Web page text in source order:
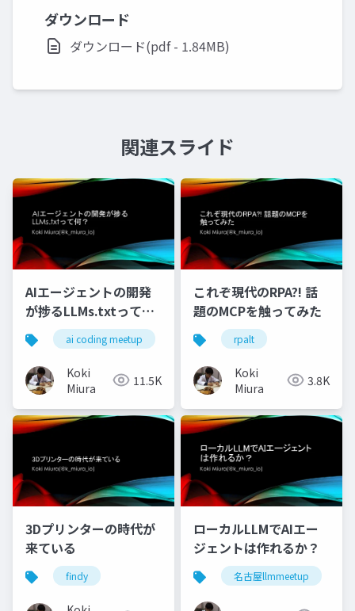
ダウンロード
ダウンロード(pdf - 1.84MB)
関連スライド
AIエージェントの開発
が捗るLLMs.txtって
何？
ai coding meetup
Koki
Miura
11.5K
これぞ現代のRPA?! 話
題のMCPを触ってみた
rpalt
Koki
Miura
3.8K
3Dプリンターの時代が
来ている
findy
ローカルLLMでAIエー
ジェントは作れるか？
名古屋llmmeetup